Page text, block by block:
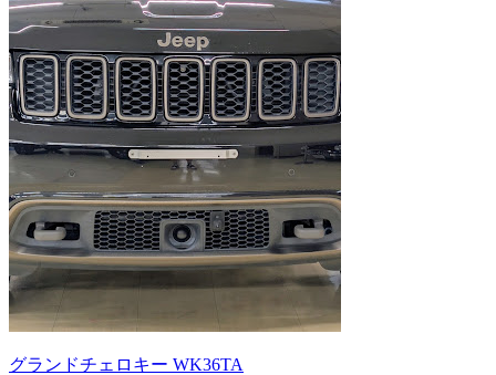
グランドチェロキー WK36TA